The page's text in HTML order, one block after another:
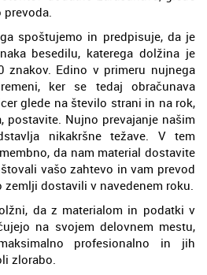
prevoda.
spoštujemo in predpisuje, da je
besedilu, katerega dolžina je
znakov. Edino v primeru nujnega
ker se tedaj obračunava
glede na število strani in na rok,
postavite. Nujno prevajanje našim
nikakršne težave. V tem
da nam material dostavite
vašo zahtevo in vam prevod
dostavili v navedenem roku.
da z materialom in podatki v
na svojem delovnem mestu,
profesionalno in jih
zlorabo.